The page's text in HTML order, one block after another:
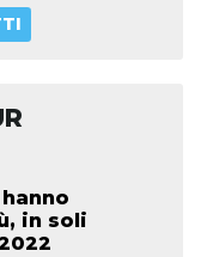
in soli